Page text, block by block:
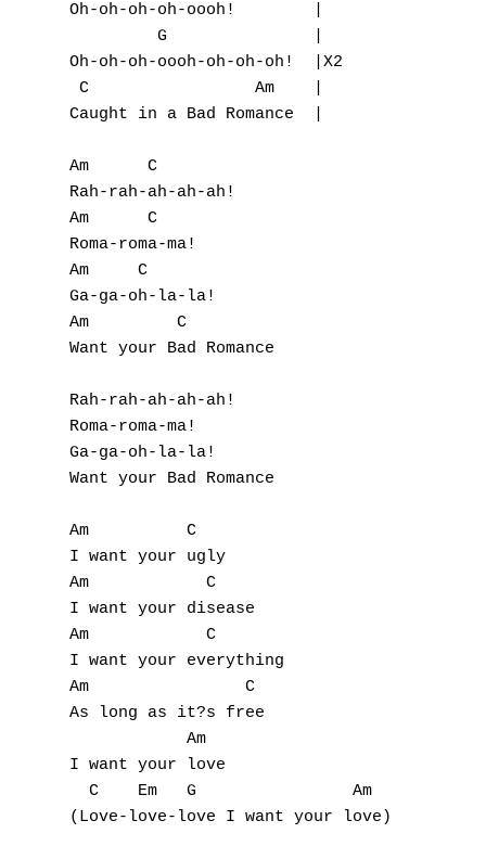
Oh-oh-oh-oh-oooh!        |
         G               |
Oh-oh-oh-oooh-oh-oh-oh!  |X2
C                 Am    |
Caught in a Bad Romance  |
Am      C
Rah-rah-ah-ah-ah!
Am      C
Roma-roma-ma!
Am     C
Ga-ga-oh-la-la!
Am         C
Want your Bad Romance
Rah-rah-ah-ah-ah!
Roma-roma-ma!
Ga-ga-oh-la-la!
Want your Bad Romance
Am          C
I want your ugly
Am            C
I want your disease
Am            C
I want your everything
Am                C
As long as it?s free
            Am
I want your love
  C    Em   G                Am
(Love-love-love I want your love)